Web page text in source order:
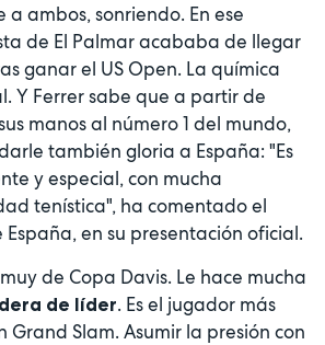
a ambos, sonriendo. En ese
de El Palmar acababa de llegar
ganar el US Open. La química
Y Ferrer sabe que a partir de
manos al número 1 del mundo,
también gloria a España: "Es
y especial, con mucha
tenística", ha comentado el
en su presentación oficial.
de Copa Davis. Le hace mucha
de líder. Es el jugador más
Grand Slam. Asumir la presión con